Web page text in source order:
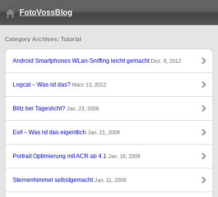
FotoVossBlog
Category Archives: Tutorial
Android Smartphones WLan-Sniffing leicht gemacht Dez. 8, 2012
Logcat – Was ist das? März 13, 2012
Blitz bei Tageslicht? Jan. 23, 2009
Exif – Was ist das eigentlich Jan. 21, 2009
Portrait Optimierung mit ACR ab 4.1 Jan. 18, 2009
Sternenhimmel selbstgemachtJan. 11, 2009